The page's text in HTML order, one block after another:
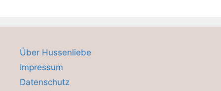
Über Hussenliebe
Impressum
Datenschutz